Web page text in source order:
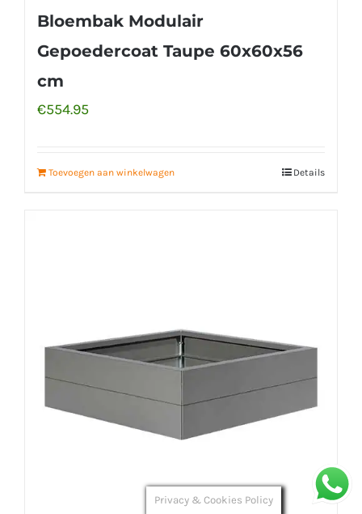
Bloembak Modulair
Gepoedercoat Taupe 60x60x56
cm
€554.95
Toevoegen aan winkelwagen Details
Privacy & Cookies Policy